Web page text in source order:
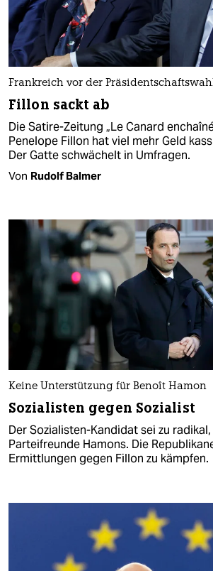
Frankreich vor der
Fillon sackt ab
Die Satire-Zeitung „Le Canard
Penelope Fillon hat viel mehr Geld
Der Gatte schwächelt in Umfragen.
Von Rudolf Balmer
Keine Unterstützung für Benoît Hamon
Sozialisten gegen Sozialist
Der Sozialisten-Kandidat sei zu
Parteifreunde Hamons. Die
Ermittlungen gegen Fillon zu kämpfen.